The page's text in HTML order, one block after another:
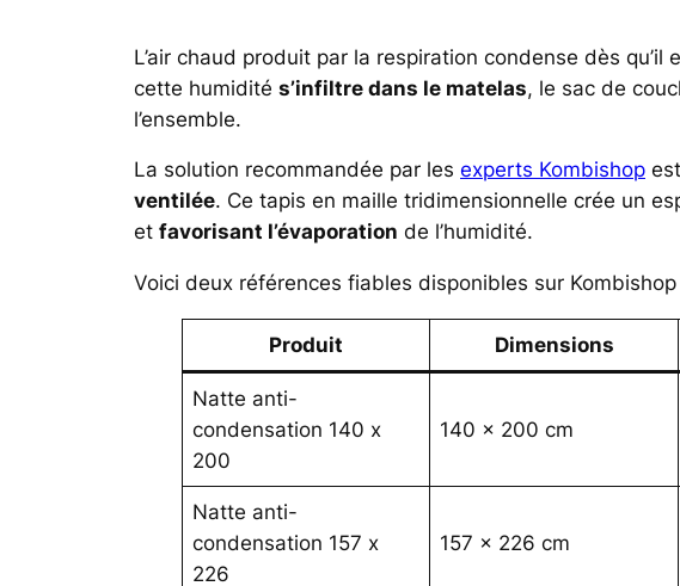
L’air chaud produit par la respiration condense dès
cette humidité s’infiltre dans le matelas, le sac de
l’ensemble.
La solution recommandée par les experts Kombishop
ventilée. Ce tapis en maille tridimensionnelle crée un
et favorisant l’évaporation de l’humidité.
Voici deux références fiables disponibles sur Kombishop
Produit Dimensions
Natte anti-
condensation 140 x
200
140 x 200 cm
Natte anti-
condensation 157 x
226
157 x 226 cm